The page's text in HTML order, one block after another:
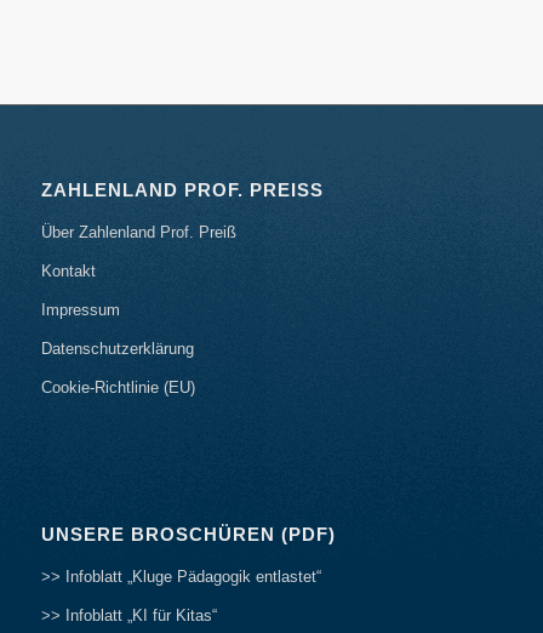
ZAHLENLAND PROF. PREISS
Über Zahlenland Prof. Preiß
Kontakt
Impressum
Datenschutzerklärung
Cookie-Richtlinie (EU)
UNSERE BROSCHÜREN (PDF)
>> Infoblatt „Kluge Pädagogik entlastet“
>> Infoblatt „KI für Kitas“